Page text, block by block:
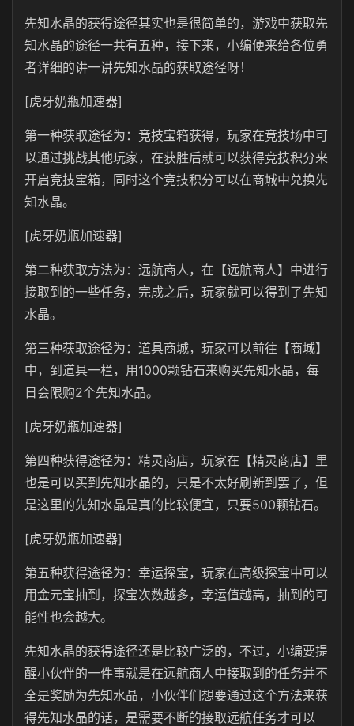
先知水晶的获得途径其实也是很简单的，游戏中获取先
知水晶的途径一共有五种，接下来，小编便来给各位勇
者详细的讲一讲先知水晶的获取途径呀！
[虎牙奶瓶加速器]
第一种获取途径为：竞技宝箱获得，玩家在竞技场中可
以通过挑战其他玩家，在获胜后就可以获得竞技积分来
开启竞技宝箱，同时这个竞技积分可以在商城中兑换先
知水晶。
[虎牙奶瓶加速器]
第二种获取方法为：远航商人，在【远航商人】中进行
接取到的一些任务，完成之后，玩家就可以得到了先知
水晶。
第三种获取途径为：道具商城，玩家可以前往【商城】
中，到道具一栏，用1000颗钻石来购买先知水晶，每
日会限购2个先知水晶。
[虎牙奶瓶加速器]
第四种获得途径为：精灵商店，玩家在【精灵商店】里
也是可以买到先知水晶的，只是不太好刷新到罢了，但
是这里的先知水晶是真的比较便宜，只要500颗钻石。
[虎牙奶瓶加速器]
第五种获得途径为：幸运探宝，玩家在高级探宝中可以
用金元宝抽到，探宝次数越多，幸运值越高，抽到的可
能性也会越大。
先知水晶的获得途径还是比较广泛的，不过，小编要提
醒小伙伴的一件事就是在远航商人中接取到的任务并不
全是奖励为先知水晶，小伙伴们想要通过这个方法来获
得先知水晶的话，是需要不断的接取远航任务才可以